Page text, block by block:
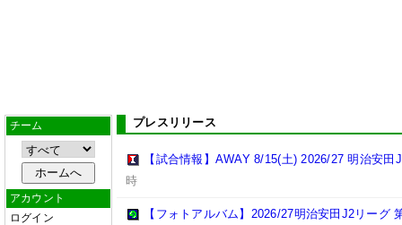
チーム
アカウント
ログイン
プレスリリース
【試合情報】AWAY 8/15(土) 2026/27 明治安
時
【フォトアルバム】2026/27明治安田J2リーグ